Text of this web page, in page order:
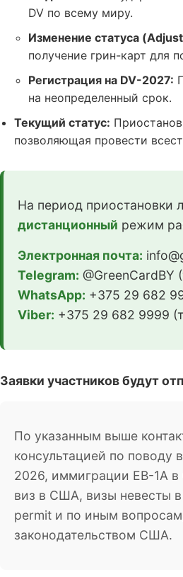
DV по всему миру.
Изменение статуса
получение грин-карт для
Регистрация на DV-2027:
на неопределенный срок.
Текущий статус:
позволяющая провести
На период приостановки
дистанционный режим
Электронная почта:
Telegram: @GreenCardBY
WhatsApp: +375 29 682
Viber: +375 29 682 9999
Заявки участников будут
По указанным выше
консультацией по
2026, иммиграции EB-1A
виз в США, визы невесты
permit и по иным
законодательством США.